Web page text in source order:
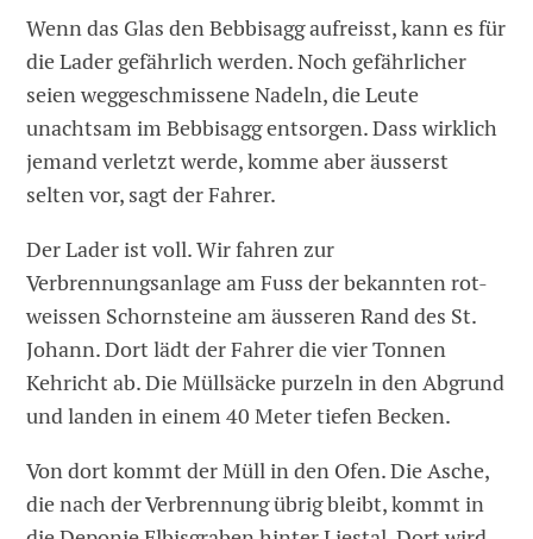
Wenn das Glas den Bebbisagg aufreisst, kann es für
die Lader gefährlich werden. Noch gefährlicher
seien weggeschmissene Nadeln, die Leute
unachtsam im Bebbisagg entsorgen. Dass wirklich
jemand verletzt werde, komme aber äusserst
selten vor, sagt der Fahrer.
Der Lader ist voll. Wir fahren zur
Verbrennungsanlage am Fuss der bekannten rot-
weissen Schornsteine am äusseren Rand des St.
Johann. Dort lädt der Fahrer die vier Tonnen
Kehricht ab. Die Müllsäcke purzeln in den Abgrund
und landen in einem 40 Meter tiefen Becken.
Von dort kommt der Müll in den Ofen. Die Asche,
die nach der Verbrennung übrig bleibt, kommt in